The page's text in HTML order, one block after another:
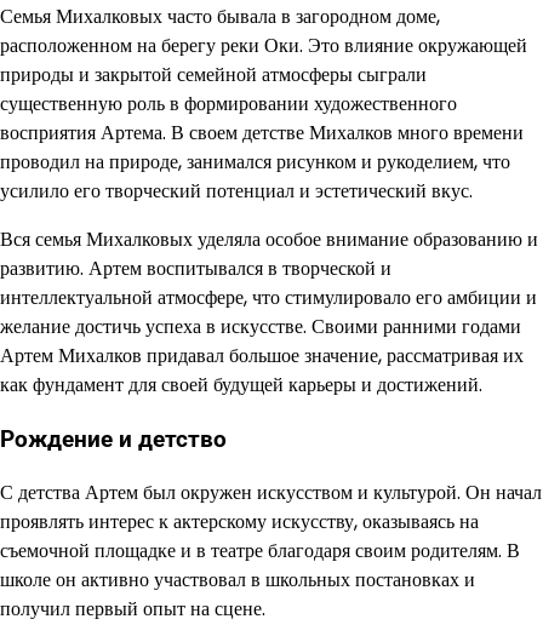
Семья Михалковых часто бывала в загородном доме,
расположенном на берегу реки Оки. Это влияние окружающей
природы и закрытой семейной атмосферы сыграли
существенную роль в формировании художественного
восприятия Артема. В своем детстве Михалков много времени
проводил на природе, занимался рисунком и рукоделием, что
усилило его творческий потенциал и эстетический вкус.
Вся семья Михалковых уделяла особое внимание образованию и
развитию. Артем воспитывался в творческой и
интеллектуальной атмосфере, что стимулировало его амбиции и
желание достичь успеха в искусстве. Своими ранними годами
Артем Михалков придавал большое значение, рассматривая их
как фундамент для своей будущей карьеры и достижений.
Рождение и детство
С детства Артем был окружен искусством и культурой. Он начал
проявлять интерес к актерскому искусству, оказываясь на
съемочной площадке и в театре благодаря своим родителям. В
школе он активно участвовал в школьных постановках и
получил первый опыт на сцене.